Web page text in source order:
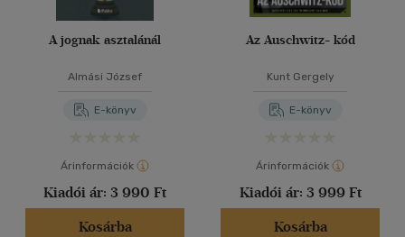
A jognak asztalánál
Almási József
E-könyv
Árinformációk
Kiadói ár: 3 990 Ft
Kosárba
Az Auschwitz- kód
Kunt Gergely
E-könyv
Árinformációk
Kiadói ár: 3 999 Ft
Kosárba